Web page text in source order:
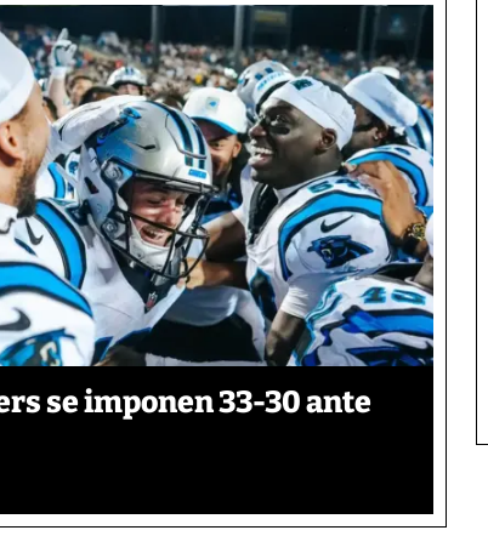
se imponen 33-30 ante